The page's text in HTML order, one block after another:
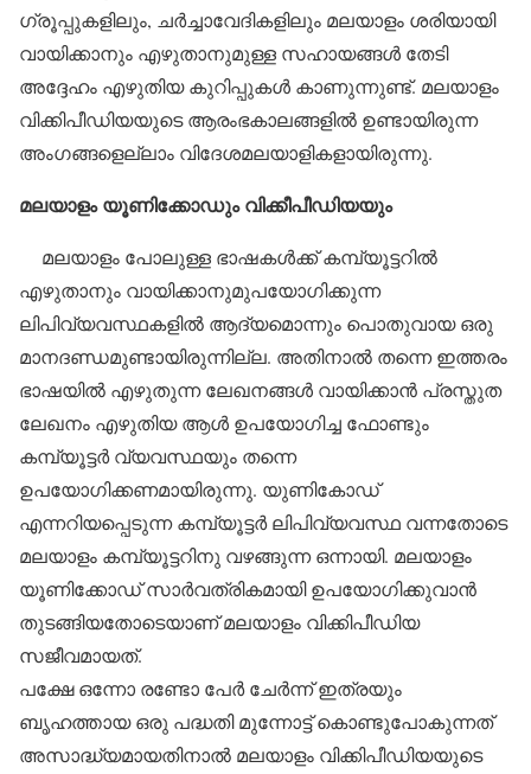
ഗ്രൂപ്പുകളിലും, ചര്‍ച്ചാവേദികളിലും മലയാളം ശരിയായി
വായിക്കാനും എഴുതാനുമുള്ള സഹായങ്ങള്‍ തേടി
അദ്ദേഹം എഴുതിയ കുറിപ്പുകള്‍ കാണുന്നുണ്ട്. മലയാളം
വിക്കിപീഡിയയുടെ ആരംഭകാലങ്ങളില്‍ ഉണ്ടായിരുന്ന
അംഗങ്ങളെല്ലാം വിദേശമലയാളികളായിരുന്നു.
മലയാളം യൂണിക്കോഡും വിക്കീപീഡിയയും
മലയാളം പോലുള്ള ഭാഷകള്‍ക്ക് കമ്പ്യൂട്ടറില്‍
എഴുതാനും വായിക്കാനുമുപയോഗിക്കുന്ന
ലിപിവ്യവസ്ഥകളില്‍ ആദ്യമൊന്നും പൊതുവായ ഒരു
മാനദണ്ഡമുണ്ടായിരുന്നില്ല. അതിനാല്‍ തന്നെ ഇത്തരം
ഭാഷയില്‍ എഴുതുന്ന ലേഖനങ്ങള്‍ വായിക്കാന്‍ പ്രസ്തുത
ലേഖനം എഴുതിയ ആള്‍ ഉപയോഗിച്ച ഫോണ്ടും
കമ്പ്യൂട്ടര്‍ വ്യവസ്ഥയും തന്നെ
ഉപയോഗിക്കണമായിരുന്നു. യുണികോഡ്
എന്നറിയപ്പെടുന്ന കമ്പ്യൂട്ടര്‍ ലിപിവ്യവസ്ഥ വന്നതോടെ
മലയാളം കമ്പ്യൂട്ടറിനു വഴങ്ങുന്ന ഒന്നായി. മലയാളം
യൂണിക്കോഡ് സാര്‍വത്രികമായി ഉപയോഗിക്കുവാന്‍
തുടങ്ങിയതോടെയാണ് മലയാളം വിക്കിപീഡിയ
സജീവമായത്.
പക്ഷേ ഒന്നോ രണ്ടോ പേര്‍ ചേര്‍ന്ന് ഇത്രയും
ബൃഹത്തായ ഒരു പദ്ധതി മുന്നോട്ട് കൊണ്ടുപോകുന്നത്
അസാദ്ധ്യമായതിനാല്‍ മലയാളം വിക്കിപീഡിയയുടെ